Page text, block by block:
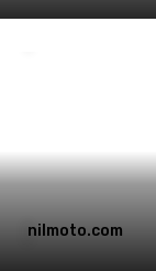
nilmoto.com